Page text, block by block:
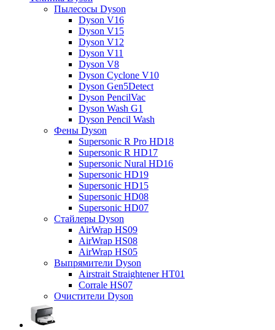
Пылесосы Dyson
Dyson V16
Dyson V15
Dyson V12
Dyson V11
Dyson V8
Dyson Cyclone V10
Dyson Gen5Detect
Dyson PencilVac
Dyson Wash G1
Dyson Pencil Wash
Фены Dyson
Supersonic R Pro HD18
Supersonic R HD17
Supersonic Nural HD16
Supersonic HD19
Supersonic HD15
Supersonic HD08
Supersonic HD07
Стайлеры Dyson
AirWrap HS09
AirWrap HS08
AirWrap HS05
Выпрямители Dyson
Airstrait Straightener HT01
Corrale HS07
Очистители Dyson